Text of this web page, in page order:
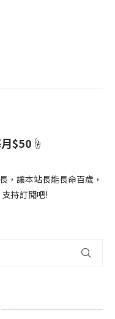
月$50☝
，讓本站長能長命百歲，
持訂閱吧!